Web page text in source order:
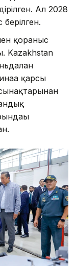
Ал 2028
қорғаныс
Kazakhstan
қарсы